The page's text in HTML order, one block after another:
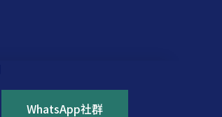
WhatsApp社群